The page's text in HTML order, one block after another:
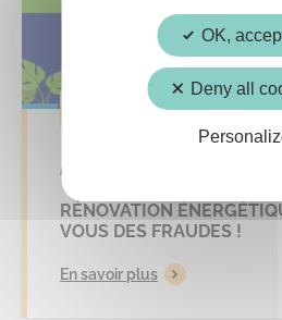
Qualité de vie
Publié le 05/05/2025
RÉNOVATION
VOUS DES FRAUDES !
En savoir plus
OK,
Deny all